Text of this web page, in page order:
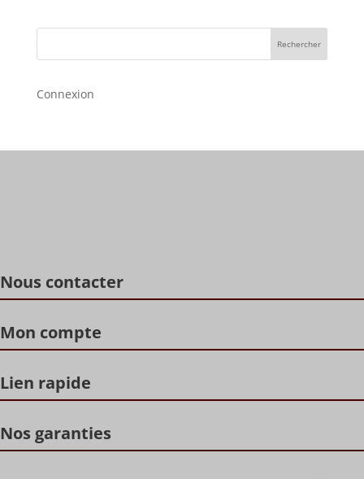
Rechercher
Connexion
Nous contacter
Mon compte
Lien rapide
Nos garanties